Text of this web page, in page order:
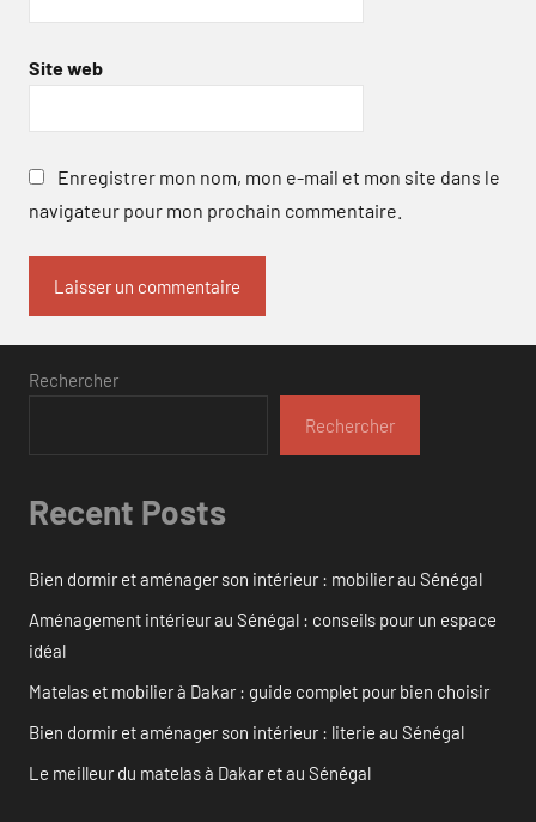
Site web
Enregistrer mon nom, mon e-mail et mon site dans le
navigateur pour mon prochain commentaire.
Rechercher
Rechercher
Recent Posts
Bien dormir et aménager son intérieur : mobilier au Sénégal
Aménagement intérieur au Sénégal : conseils pour un espace
idéal
Matelas et mobilier à Dakar : guide complet pour bien choisir
Bien dormir et aménager son intérieur : literie au Sénégal
Le meilleur du matelas à Dakar et au Sénégal